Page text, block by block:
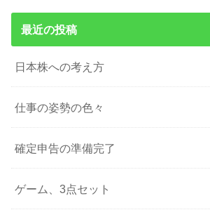
最近の投稿
日本株への考え方
仕事の姿勢の色々
確定申告の準備完了
ゲーム、3点セット